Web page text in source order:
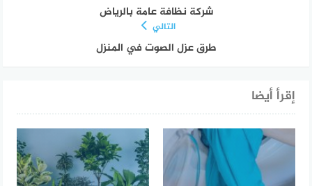
شركة نظافة عامة بالرياض
التالي
طرق عزل الصوت في المنزل
إقرأ أيضا